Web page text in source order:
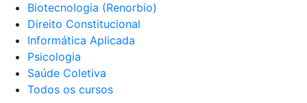
Biotecnologia (Renorbio)
Direito Constitucional
Informática Aplicada
Psicologia
Saúde Coletiva
Todos os cursos